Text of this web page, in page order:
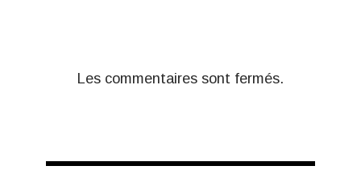
Les commentaires sont fermés.